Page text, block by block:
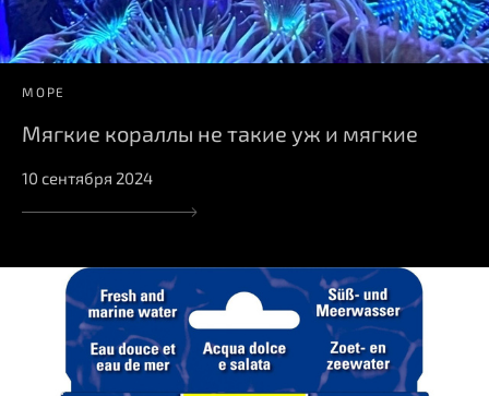
МОРЕ
Мягкие кораллы не такие уж и мягкие
10 сентября 2024